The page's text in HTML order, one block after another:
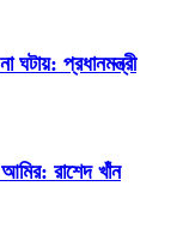
ঘটায়: প্রধানমন্ত্রী
রাশেদ খাঁন